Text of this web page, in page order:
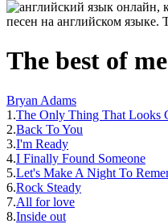
The best of
Bryan Adams
1.The Only Thing That Looks
2.Back To You
3.I'm Ready
4.I Finally Found Someone
5.Let's Make A Night To
6.Rock Steady
7.All for love
8.Inside out